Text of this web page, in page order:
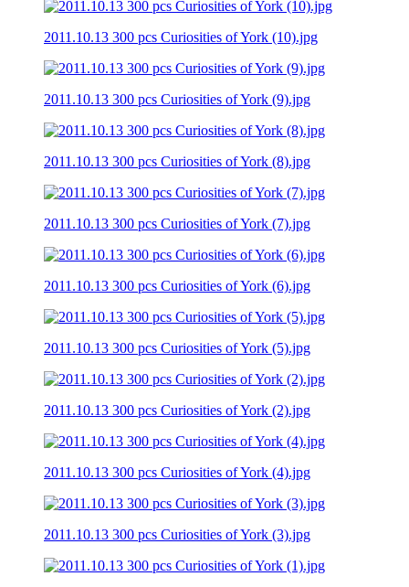
2011.10.13 300 pcs Curiosities of York (10).jpg
2011.10.13 300 pcs Curiosities of York (9).jpg
2011.10.13 300 pcs Curiosities of York (8).jpg
2011.10.13 300 pcs Curiosities of York (7).jpg
2011.10.13 300 pcs Curiosities of York (6).jpg
2011.10.13 300 pcs Curiosities of York (5).jpg
2011.10.13 300 pcs Curiosities of York (2).jpg
2011.10.13 300 pcs Curiosities of York (4).jpg
2011.10.13 300 pcs Curiosities of York (3).jpg